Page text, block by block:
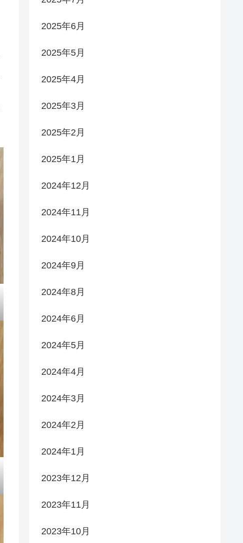
2025年6月
2025年5月
2025年4月
2025年3月
2025年2月
2025年1月
2024年12月
2024年11月
2024年10月
2024年9月
2024年8月
2024年6月
2024年5月
2024年4月
2024年3月
2024年2月
2024年1月
2023年12月
2023年11月
2023年10月